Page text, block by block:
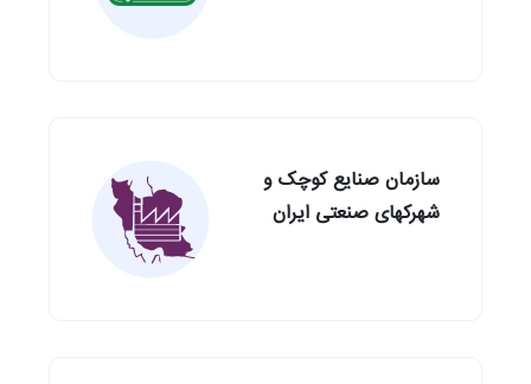
سازمان صنایع کوچک و
شهرکهای صنعتی ایران